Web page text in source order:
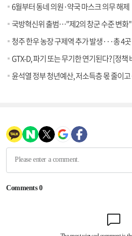
6월부터 동네 의원·약국 마스크 의무 해제
국방혁신위 출범…"제2의 창군 수준 변화"
청주 한우 농장 구제역 추가 발생···총 4
GTX-D, 파기 또는 무기한 연기된다? [정책
윤석열 정부 청년예산, 저소득층 몫 줄이고 중산층은 늘렸